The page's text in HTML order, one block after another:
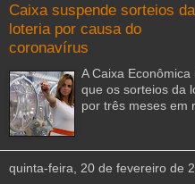
Caixa suspende sorteios da
loteria por causa do
coronavírus
A Caixa
que os sorteios da
por três meses em
quinta-feira, 20 de fevereiro de